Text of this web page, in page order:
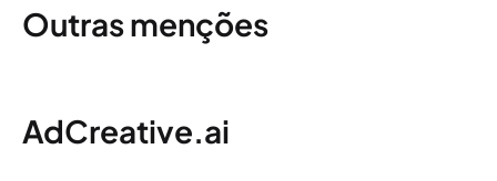
Outras menções
AdCreative.ai